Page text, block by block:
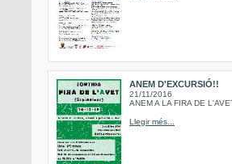
ANEM D'EXCURSIÓ!!
21/11/2016
ANEM A LA FIRA DE
Llegir més...